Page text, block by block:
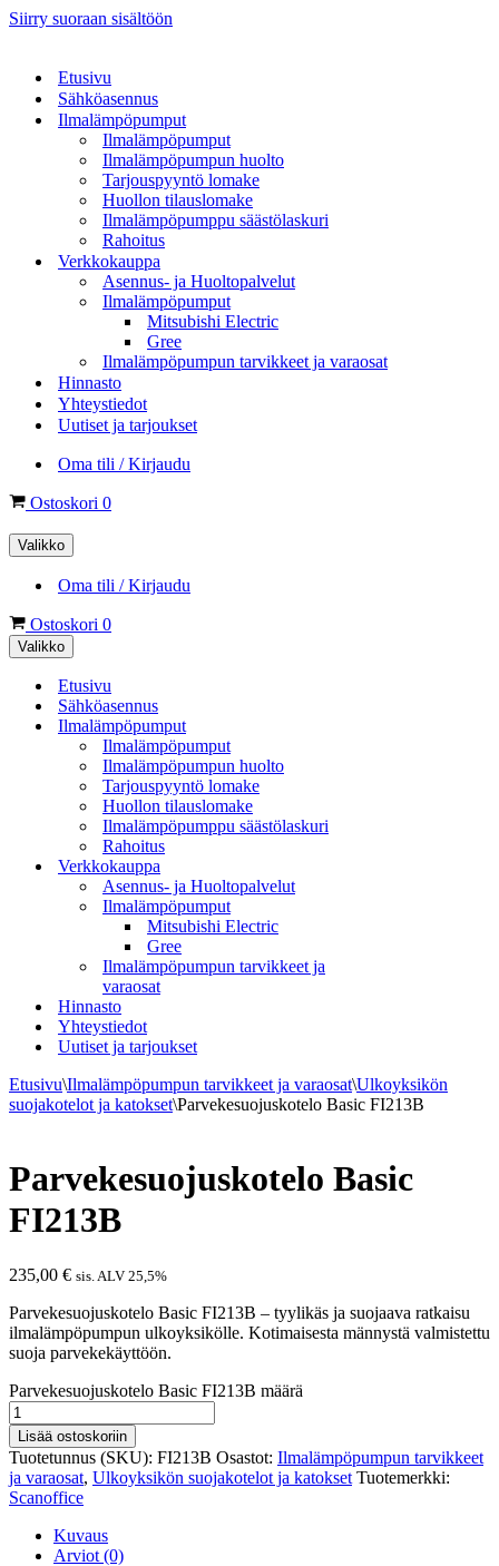
Siirry suoraan sisältöön
Etusivu
Sähköasennus
Ilmalämpöpumput
Ilmalämpöpumput
Ilmalämpöpumpun huolto
Tarjouspyyntö lomake
Huollon tilauslomake
Ilmalämpöpumppu säästölaskuri
Rahoitus
Verkkokauppa
Asennus- ja Huoltopalvelut
Ilmalämpöpumput
Mitsubishi Electric
Gree
Ilmalämpöpumpun tarvikkeet ja varaosat
Hinnasto
Yhteystiedot
Uutiset ja tarjoukset
Oma tili / Kirjaudu
Ostoskori 0
Valikko
Oma tili / Kirjaudu
Ostoskori 0
Valikko
Etusivu
Sähköasennus
Ilmalämpöpumput
Ilmalämpöpumput
Ilmalämpöpumpun huolto
Tarjouspyyntö lomake
Huollon tilauslomake
Ilmalämpöpumppu säästölaskuri
Rahoitus
Verkkokauppa
Asennus- ja Huoltopalvelut
Ilmalämpöpumput
Mitsubishi Electric
Gree
Ilmalämpöpumpun tarvikkeet ja
varaosat
Hinnasto
Yhteystiedot
Uutiset ja tarjoukset
Etusivu\Ilmalämpöpumpun tarvikkeet ja varaosat\Ulkoyksikön
suojakotelot ja katokset\Parvekesuojuskotelo Basic FI213B
Parvekesuojuskotelo Basic
FI213B
235,00 € sis. ALV 25,5%
Parvekesuojuskotelo Basic FI213B – tyylikäs ja suojaava ratkaisu
ilmalämpöpumpun ulkoyksikölle. Kotimaisesta männystä valmistettu
suoja parvekekäyttöön.
Parvekesuojuskotelo Basic FI213B määrä
Lisää ostoskoriin
Tuotetunnus (SKU): FI213B Osastot: Ilmalämpöpumpun tarvikkeet
ja varaosat, Ulkoyksikön suojakotelot ja katokset Tuotemerkki:
Scanoffice
Kuvaus
Arviot (0)